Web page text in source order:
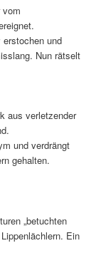
vom
und
Nun rätselt
aus verletzender
und verdrängt
gehalten.
„betuchten
Ein